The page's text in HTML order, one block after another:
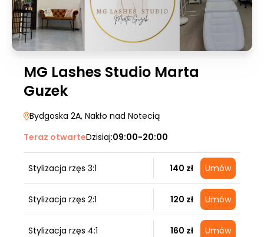
MG Lashes Studio Marta
Guzek
Bydgoska 2A, Nakło nad Notecią
Teraz otwarteDzisiaj:09:00-20:00
Stylizacja rzęs 3:1 140 zł Umów
Stylizacja rzęs 2:1 120 zł Umów
Stylizacja rzęs 4:1 160 zł Umów